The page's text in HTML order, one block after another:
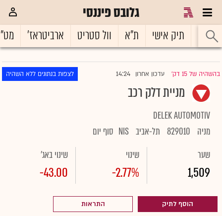
גלובס פיננסי
ראשי תיק אישי ת"א וול סטריט ארביטראז'
בהשהיה של 15 דק' |עדכון אחרון 14:24 לצפות בנתונים ללא השהיה
מניית דלק רכב
DELEK AUTOMOTIV
מניה
829010 תל-אביב NIS סוף יום
שער
1,509
שינוי
-2.77%
שינוי באג'
-43.00
הוסף לתיק התראות